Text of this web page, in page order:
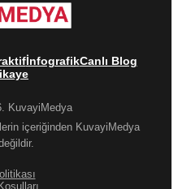
İnfografikCanlı Blog
KuvayiMedya
içeriğinden KuvayiMedya